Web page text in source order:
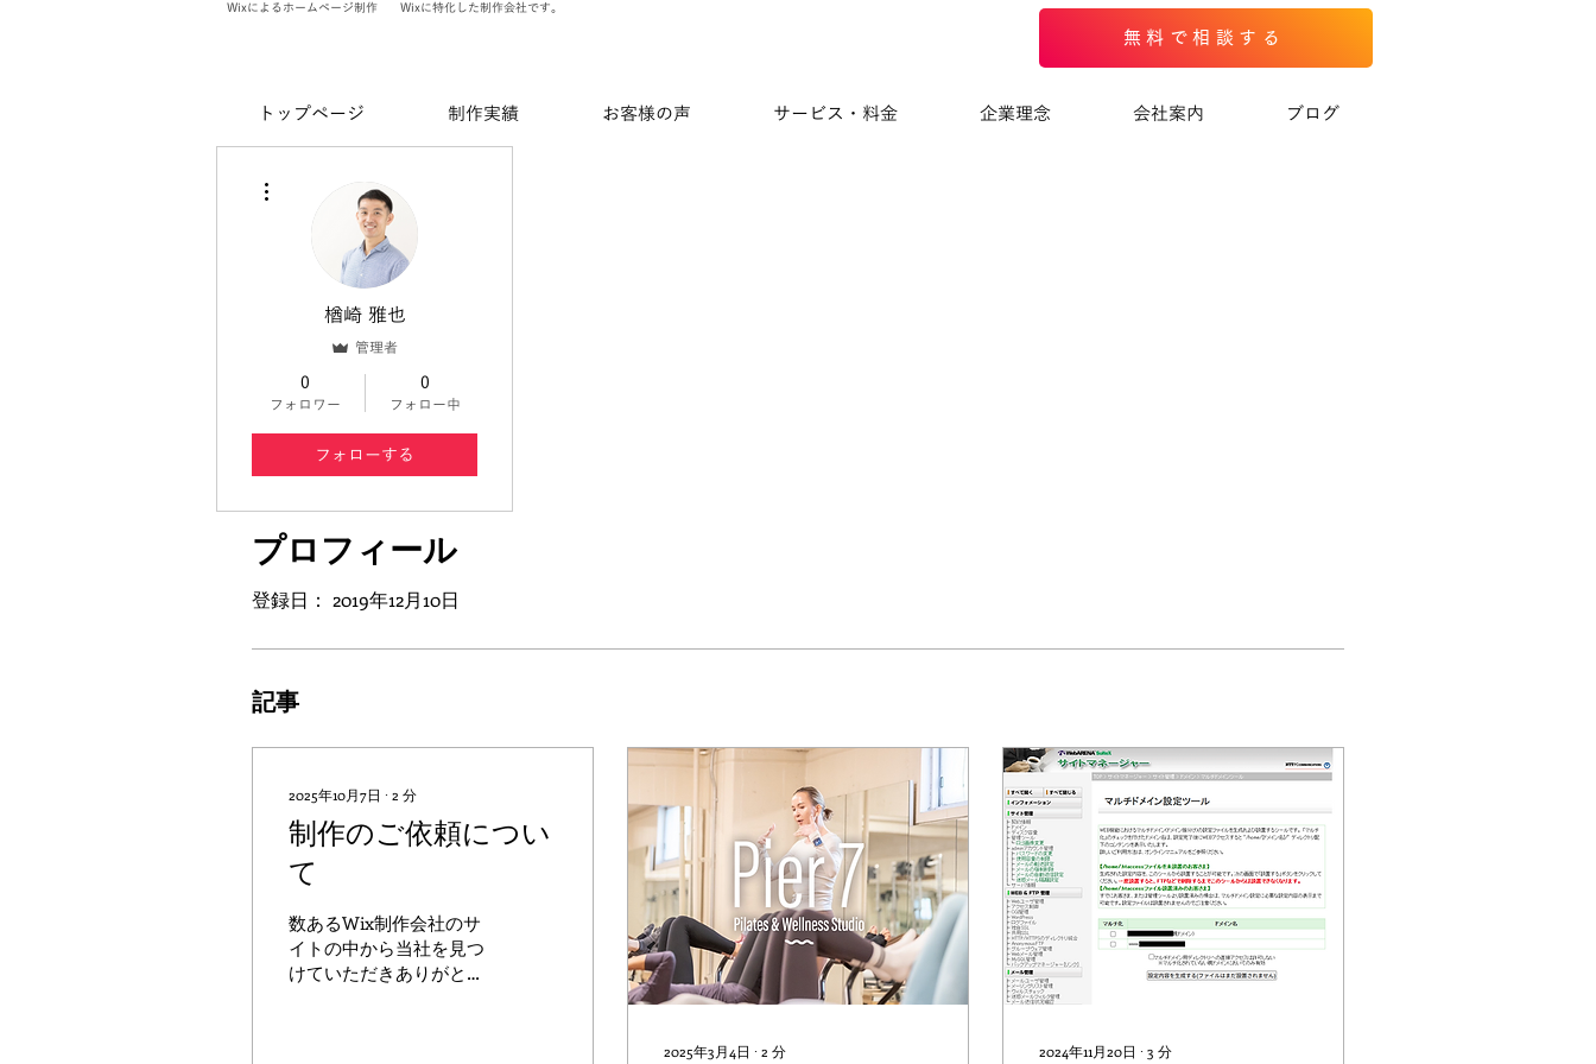
Wixによるホームページ制作 Wixに特化した制作会社です。
無料で相談する
トップページ 制作実績 お客様の声 サービス・料金 企業理念 会社案内 ブログ
プロフィール
登録日： 2019年12月10日
記事
2025年10月7日 ∙ 2 分
制作のご依頼につい
て
数あるWix制作会社のサ
イトの中から当社を見つ
けていただきありがとう
2025年3月4日 ∙ 2 分 2024年11月20日 ∙ 3 分
楢崎 雅也
管理者
0
フォロワー
0
フォロー中
フォローする